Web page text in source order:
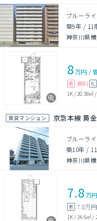
ブルーラ
築9年 / 11
神奈川県
8万円 /
敷 無料 礼
1K / 20.58㎡ /
賃貸マンション 京急本線 黄
ブルーラ
築10年 /
神奈川県
7.8万円
敷 7.8万円
1K / 24.6㎡ /